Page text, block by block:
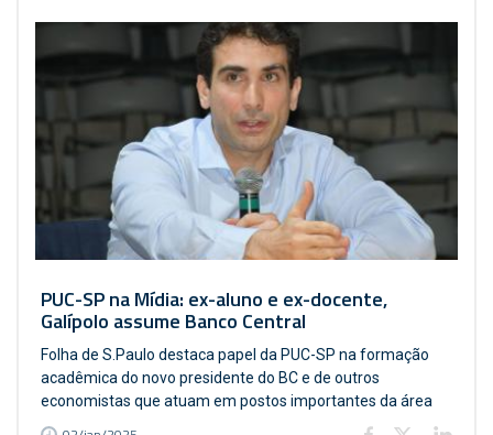
PUC-SP na Mídia: ex-aluno e ex-docente,
Galípolo assume Banco Central
Folha de S.Paulo destaca papel da PUC-SP na formação
acadêmica do novo presidente do BC e de outros
economistas que atuam em postos importantes da área